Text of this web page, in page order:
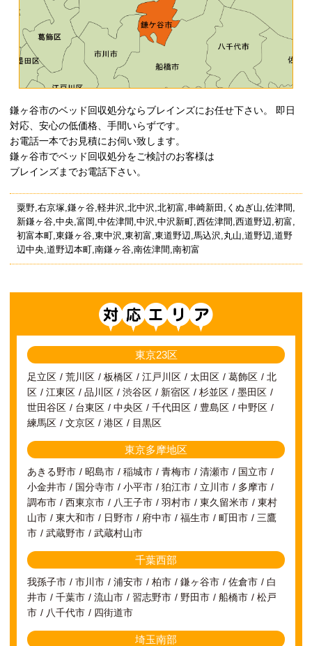
鎌ヶ谷市のベッド回収処分ならブレインズにお任せ下さい。 即日
対応、安心の低価格、手間いらずです。
お電話一本でお見積にお伺い致します。
鎌ヶ谷市でベッド回収処分をご検討のお客様は
ブレインズまでお電話下さい。
粟野,右京塚,鎌ヶ谷,軽井沢,北中沢,北初富,串崎新田,くぬぎ山,佐津間,
新鎌ヶ谷,中央,富岡,中佐津間,中沢,中沢新町,西佐津間,西道野辺,初富,
初富本町,東鎌ヶ谷,東中沢,東初富,東道野辺,馬込沢,丸山,道野辺,道野
辺中央,道野辺本町,南鎌ヶ谷,南佐津間,南初富
東京23区
足立区 荒川区 板橋区 江戸川区 太田区 葛飾区
北
区
江東区 品川区 渋谷区 新宿区 杉並区
墨田区
世田谷区
台東区 中央区 千代田区 豊島区
中野区
練馬区
文京区 港区 目黒区
東京多摩地区
あきる野市 昭島市 稲城市 青梅市 清瀬市
国立市
小金井市
国分寺市 小平市 狛江市 立川市
多摩市
調布市
西東京市 八王子市 羽村市 東久留米市
東村
山市
東大和市 日野市 府中市 福生市 町田市
三鷹
市
武蔵野市 武蔵村山市
千葉西部
我孫子市 市川市 浦安市 柏市 鎌ヶ谷市 佐倉市
白
井市
千葉市 流山市 習志野市 野田市 船橋市
松戸
市
八千代市 四街道市
埼玉南部